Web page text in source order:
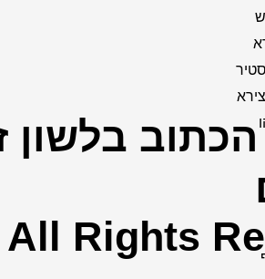
בלשון
Rights